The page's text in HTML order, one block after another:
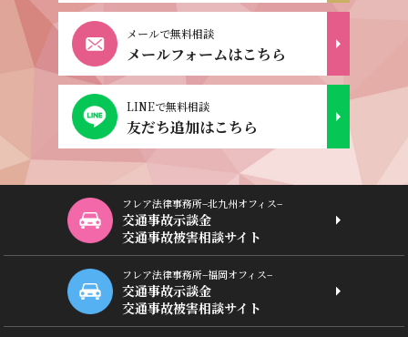
メールで無料相談
メールフォームはこちら
LINEで無料相談
友だち追加はこちら
フレア法律事務所−北九州オフィス−
交通事故示談金
交通事故被害相談サイト
フレア法律事務所−福岡オフィス−
交通事故示談金
交通事故被害相談サイト